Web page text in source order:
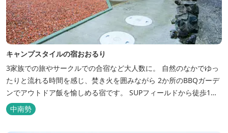
キャンプスタイルの宿おおるり
3家族での旅やサークルでの合宿など大人数に。 自然のなかでゆっ
たりと流れる時間を感じ、焚き火を囲みながら 2か所のBBQガーデ
ンでアウトドア飯を愉しめる宿です。 SUPフィールドから徒歩1
分。絶景に囲まれた水上アクティビティも満喫したい方へ。
中南勢